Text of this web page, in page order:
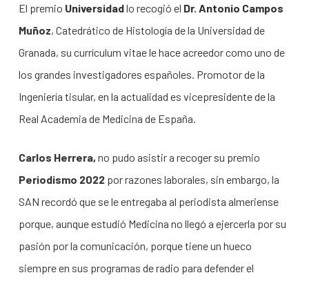
El premio Universidadlo recogió el Dr. Antonio Campos
Muñoz, Catedrático de Histología de la Universidad de
Granada, su currículum vitae le hace acreedor como uno de
los grandes investigadores españoles. Promotor de la
Ingeniería tisular, en la actualidad es vicepresidente de la
Real Academia de Medicina de España.
Carlos Herrera, no pudo asistir a recoger su premio
Periodismo 2022por razones laborales, sin embargo, la
SAN recordó que se le entregaba al periodista almeriense
porque, aunque estudió Medicina no llegó a ejercerla por su
pasión por la comunicación, porque tiene un hueco
siempre en sus programas de radio para defender el